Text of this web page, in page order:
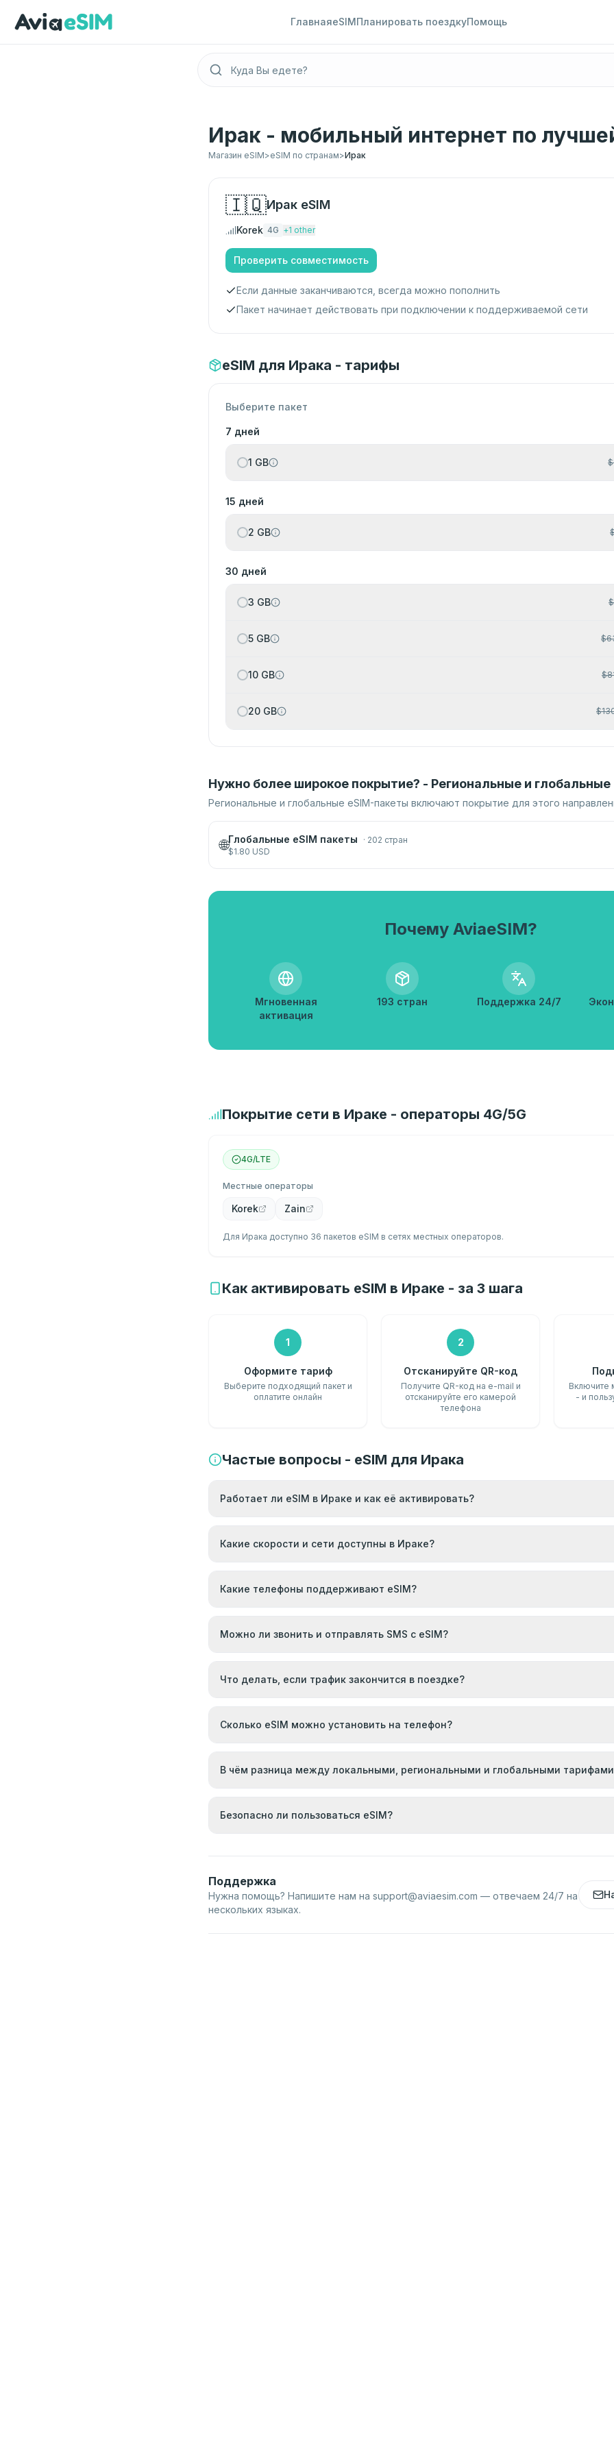
ГлавнаяeSIMПланировать поездкуПомощь
Ирак - мобильный интернет по
Магазин eSIM>eSIM по странам>Ирак
🇮🇶Ирак eSIM
Korek 4G +1 other
Проверить совместимость
Если данные заканчиваются, всегда можно пополнить
Пакет начинает действовать при подключении к поддерживаемой сети
eSIM для Ирака - тарифы
Выберите пакет
7 дней
1 GB $
15 дней
2 GB
30 дней
3 GB $
5 GB $
10 GB $
20 GB $
Нужно более широкое покрытие? - Региональные и
Региональные и глобальные eSIM-пакеты включают покрытие для этого
🌐Глобальные eSIM пакеты · 202 стран
$1.80 USD
Почему AviaeSIM?
Мгновенная
активация
193 стран Поддержка 24/7
Покрытие сети в Ираке - операторы 4G/5G
4G/LTE
Местные операторы
Korek Zain
Для Ирака доступно 36 пакетов eSIM в сетях местных операторов.
Как активировать eSIM в Ираке - за 3 шага
1
Оформите тариф
Выберите подходящий пакет и
оплатите онлайн
2
Отсканируйте QR-код
Получите QR-код на e-mail и
отсканируйте его камерой
телефона
Включите
- и
Частые вопросы - eSIM для Ирака
Работает ли eSIM в Ираке и как её активировать?
Какие скорости и сети доступны в Ираке?
Какие телефоны поддерживают eSIM?
Можно ли звонить и отправлять SMS с eSIM?
Что делать, если трафик закончится в поездке?
Сколько eSIM можно установить на телефон?
В чём разница между локальными, региональными и глобальными
Безопасно ли пользоваться eSIM?
Поддержка
Нужна помощь? Напишите нам на support@aviaesim.com — отвечаем 24/7 на
нескольких языках.